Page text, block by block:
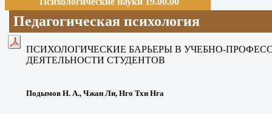
Педагогическая психология
ПСИХОЛОГИЧЕСКИЕ БАРЬЕРЫ В УЧЕБНО-
ДЕЯТЕЛЬНОСТИ СТУДЕНТОВ
Подымов Н. А., Чжан Ли, Нго Тхи Нга